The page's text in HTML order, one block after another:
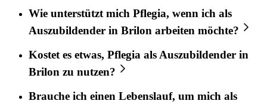
Wie unterstützt mich Pflegia, wenn ich als
Auszubildender in Brilon arbeiten möchte?
Kostet es etwas, Pflegia als Auszubildender in
Brilon zu nutzen?
Brauche ich einen Lebenslauf, um mich als